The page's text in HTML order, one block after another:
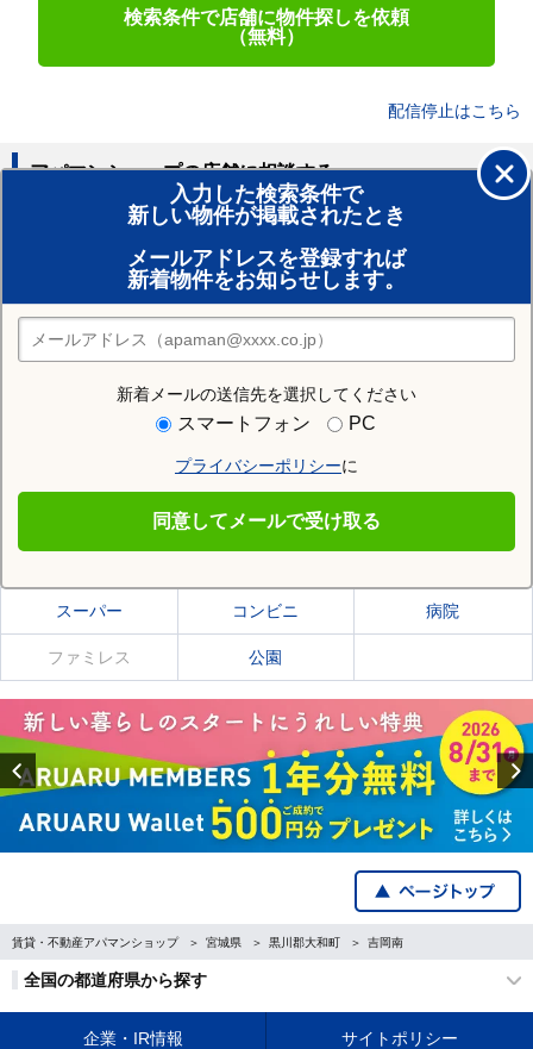
検索条件で店舗に物件探しを依頼
（無料）
配信停止はこちら
入力した検索条件で
新しい物件が掲載されたとき
メールアドレスを登録すれば
新着物件をお知らせします。
新着メールの送信先を選択してください
スマートフォン PC
プライバシーポリシーに
同意してメールで受け取る
アパマンショップの店舗に相談する
賃貸のプロがお部屋探し！
おまかせ物件リクエスト
住みたい街の店舗を探す
店舗検索
住む街研究所で黒川郡大和町の情報を見る
黒川郡大和町の施設一覧
スーパー コンビニ 病院
ファミレス 公園
Previous
賃貸・不動産アパマンショップ 宮城県 黒川郡大和町 吉岡南
全国の都道府県から探す
企業・IR情報 サイトポリシー